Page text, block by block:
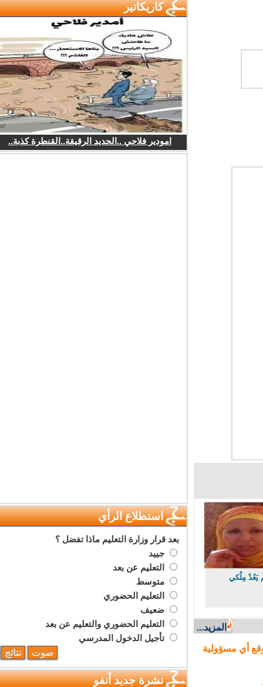
مِلْكي
المزيد...
أي مسؤولية
كاريكاتير
امودير فلاحي ..الحديد الرقيقة..القنطرة كذبة..
استطلاع الرأي
بعد قرار وزارة التعليم ماذا تفضل ؟
جييد
التعليم عن بعد
متوسط
التعليم الحضوري
ضعيف
التعليم الحضوري والتعليم عن بعد
تأجيل الدخول المدرسي
نشرة جديد أنفو